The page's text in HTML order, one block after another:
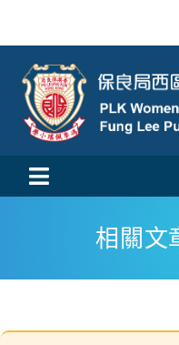
content
Toggle
Navigation
活動消息
相關文